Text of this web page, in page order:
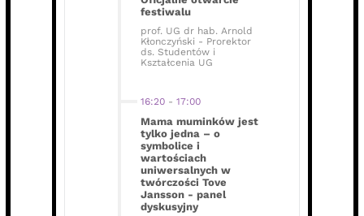
festiwalu
prof. UG dr hab. Arnold
Kłonczyński - Prorektor
ds. Studentów i
Kształcenia UG
16:20 - 17:00
Mama muminków jest
tylko jedna – o
symbolice i
wartościach
uniwersalnych w
twórczości Tove
Jansson - panel
dyskusyjny